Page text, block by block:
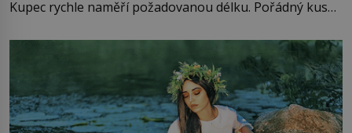
Kupec rychle naměří požadovanou délku. Pořádný kus
milostpaní. Stačí jenom na sukni,“ zhodnotí švadlena
množství růžového mušelínu. „Ošidili vás, podívejte.“